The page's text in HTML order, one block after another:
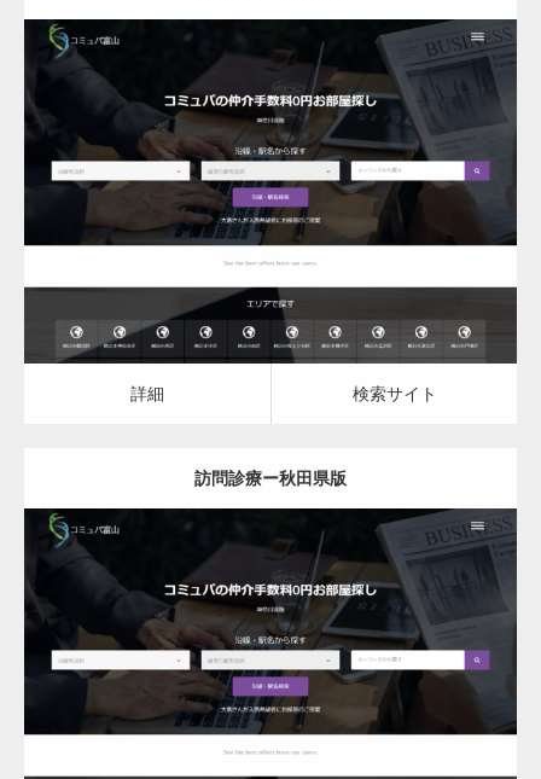
更新日： 2023.03.08
訪問診療
詳細 検索サイト
詳細 検索サイト
訪問診療ー秋田県版
更新日： 2023.03.08
訪問診療
詳細 検索サイト